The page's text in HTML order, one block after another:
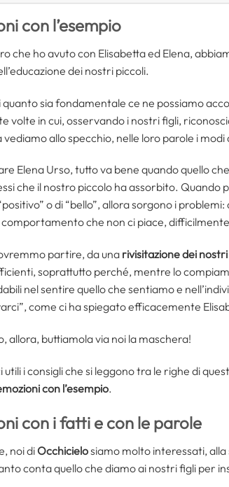
con l’esempio
che ho avuto con Elisabetta ed Elena,
dei nostri piccoli.
quanto sia fondamentale ce ne possiamo
volte in cui, osservando i nostri figli,
allo specchio, nelle loro parole i
Elena Urso, tutto va bene quando quello
che il nostro piccolo ha assorbito.
o di “bello”, allora sorgono i
che non ci piace,
partire, da una rivisitazione dei
soprattutto perché, mentre lo
nel sentire quello che sentiamo e
come ci ha spiegato efficacemente
allora, buttiamola via noi la maschera!
i consigli che si leggono tra le righe di
con l’esempio.
con i fatti e con le parole
noi diOcchicielosiamo molto interessati,
conta quello che diamo ai nostri figli per